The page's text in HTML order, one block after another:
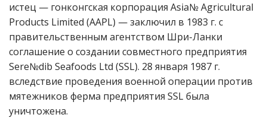
истец — гонконгская корпорация Asia№ Agricultural
Products Limited (AAPL) — заключил в 1983 г. с
правительственным агентством Шри-Ланки
соглашение о создании совместного предприятия
Sere№dib Seafoods Ltd (SSL). 28 января 1987 г.
вследствие проведения военной операции против
мятежников ферма предприятия SSL была
уничтожена.